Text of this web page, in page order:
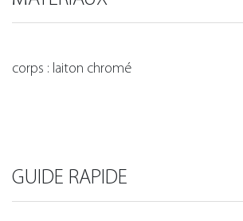
corps : laiton chromé
GUIDE RAPIDE